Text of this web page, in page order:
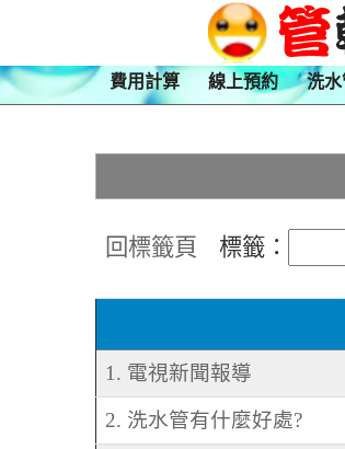
費用計算 線上預約 洗水
回標籤頁 標籤：
1. 電視新聞報導
2. 洗水管有什麼好處?